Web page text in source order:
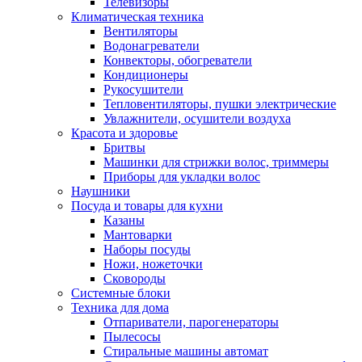
Климатическая техника
Вентиляторы
Водонагреватели
Конвекторы, обогреватели
Кондиционеры
Рукосушители
Тепловентиляторы, пушки электрические
Увлажнители, осушители воздуха
Красота и здоровье
Бритвы
Машинки для стрижки волос, триммеры
Приборы для укладки волос
Наушники
Посуда и товары для кухни
Казаны
Мантоварки
Наборы посуды
Ножи, ножеточки
Сковороды
Системные блоки
Техника для дома
Отпариватели, парогенераторы
Пылесосы
Стиральные машины автомат